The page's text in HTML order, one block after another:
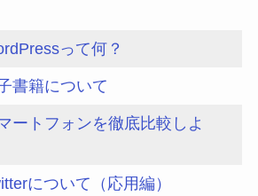
って何？
書籍について
ートフォンを徹底比較しよ
について（応用編）